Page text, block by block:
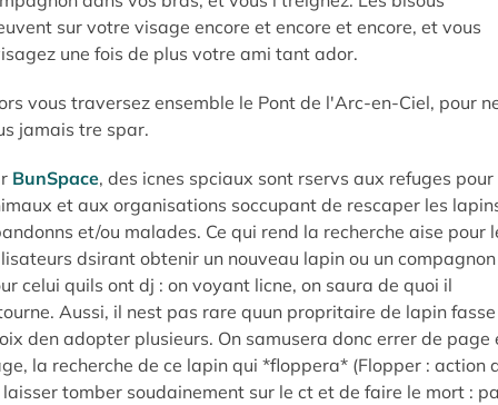
sur votre visage encore et encore et encore, et vous
une fois de plus votre ami tant ador.
vous traversez ensemble le Pont de l'Arc-en-Ciel, pour
jamais tre spar.
BunSpace, des icnes spciaux sont rservs aux refuges pour
et aux organisations soccupant de rescaper les
et/ou malades. Ce qui rend la recherche aise pour
dsirant obtenir un nouveau lapin ou un compagnon
celui quils ont dj : on voyant licne, on saura de quoi il
Aussi, il nest pas rare quun propritaire de lapin
den adopter plusieurs. On samusera donc errer de page
la recherche de ce lapin qui *floppera* (Flopper : action
laisser tomber soudainement sur le ct et de faire le mort :